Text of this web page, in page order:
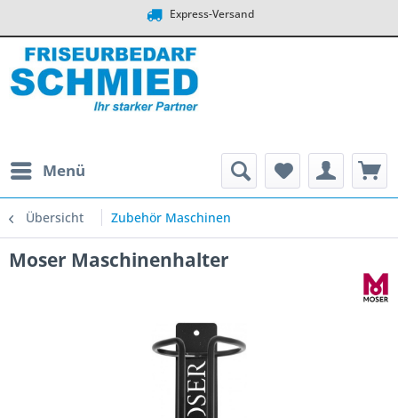
Express-Versand
Menü
Übersicht Zubehör Maschinen
Moser Maschinenhalter